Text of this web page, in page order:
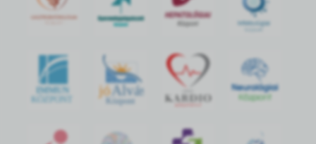
IMMUN
KÖZPONT
jó Alvás
Központ